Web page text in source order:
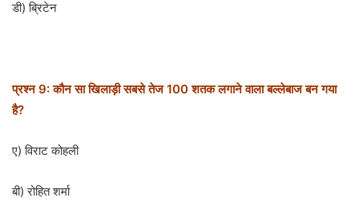
डी) ब्रिटेन
प्रश्न 9: कौन सा खिलाड़ी सबसे तेज 100 शतक लगाने वाला बल्लेबाज बन गया
है?
ए) विराट कोहली
बी) रोहित शर्मा